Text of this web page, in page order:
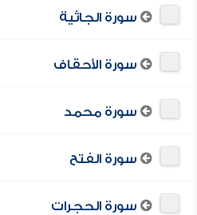
سورة الجاثية
سورة الأحقاف
سورة محمد
سورة الفتح
سورة الحجرات